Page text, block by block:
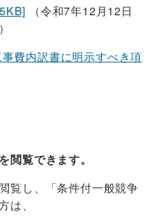
（令和7年12月12日
費内訳書に明示すべき項
閲覧できます。
覧し、「条件付一般競争
は、